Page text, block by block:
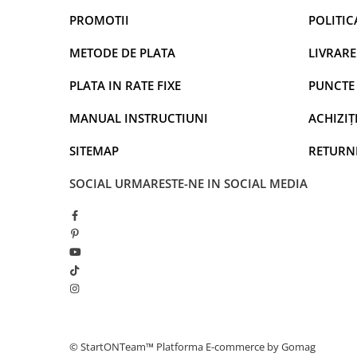
Binoclul profesional de vanatoare StartONTeam DT10, nu
PROMOTII
METODE DE PLATA
PLATA IN RATE FIXE
MANUAL INSTRUCTIUNI
SITEMAP
LIVRARE
SOCIAL URMARESTE-NE IN SOCIAL MEDIA
© StartONTeam™ Platforma E-commerce by Gomag